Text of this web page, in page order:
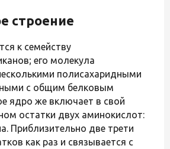
строение
к семейству
его молекула
полисахаридными
с общим белковым
ядро же включает в свой
остатки двух аминокислот:
Приблизительно две трети
как раз и связывается с